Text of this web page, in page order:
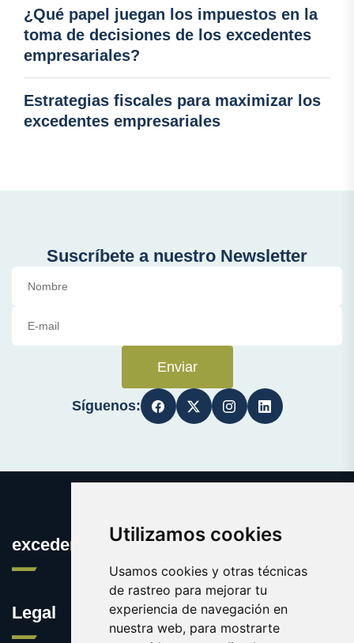
Utilizamos cookies
Usamos cookies y otras técnicas
de rastreo para mejorar tu
experiencia de navegación en
nuestra web, para mostrarte
¿Qué papel juegan los impuestos en la
toma de decisiones de los excedentes
empresariales?
Estrategias fiscales para maximizar los
excedentes empresariales
Suscríbete a nuestro Newsletter
Enviar
Síguenos:
excedentes.es
Legal